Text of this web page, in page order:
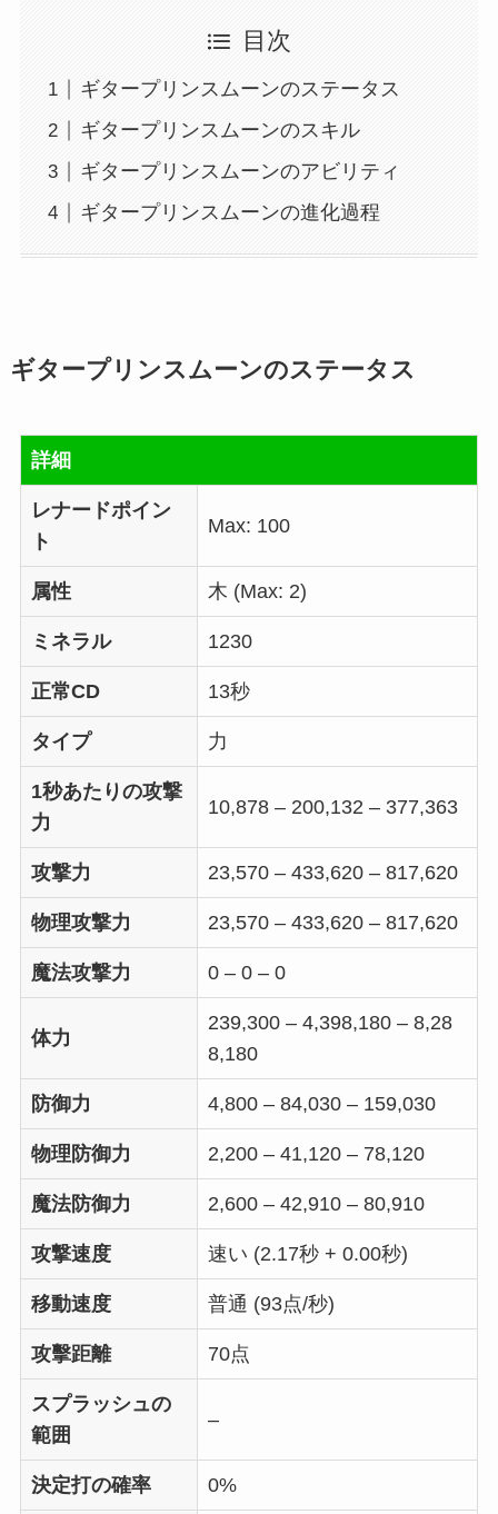
目次
ギタープリンスムーンのステータス
ギタープリンスムーンのスキル
ギタープリンスムーンのアビリティ
ギタープリンスムーンの進化過程
ギタープリンスムーンのステータス
詳細
レナードポイン
ト
Max: 100
属性 木 (Max: 2)
ミネラル 1230
正常CD 13秒
タイプ 力
1秒あたりの攻撃
力
10,878 – 200,132 – 377,363
攻撃力 23,570 – 433,620 – 817,620
物理攻撃力 23,570 – 433,620 – 817,620
魔法攻撃力 0 – 0 – 0
体力
239,300 – 4,398,180 – 8,28
8,180
防御力 4,800 – 84,030 – 159,030
物理防御力 2,200 – 41,120 – 78,120
魔法防御力 2,600 – 42,910 – 80,910
攻撃速度 速い (2.17秒 + 0.00秒)
移動速度 普通 (93点/秒)
攻擊距離 70点
スプラッシュの
範囲
–
決定打の確率 0%